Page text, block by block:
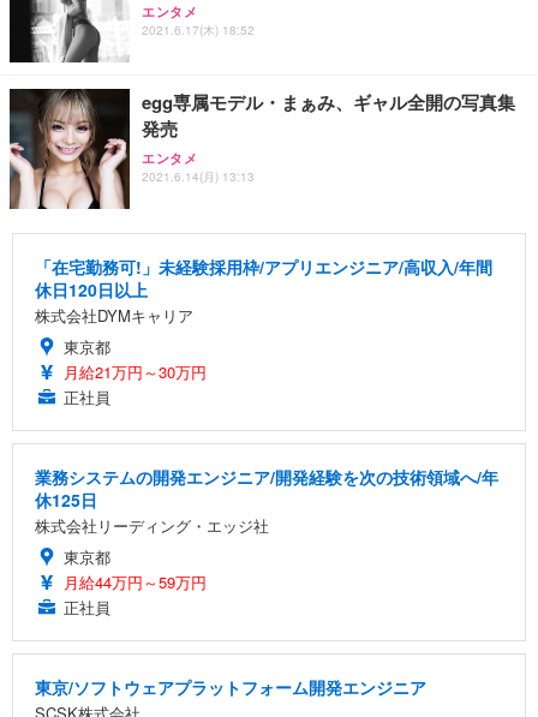
エンタメ
2021.6.17(木) 18:52
egg専属モデル・まぁみ、ギャル全開の写真集
発売
エンタメ
2021.6.14(月) 13:13
「在宅勤務可!」未経験採用枠/アプリエンジニア/高収入/年間
休日120日以上
株式会社DYMキャリア
東京都
月給21万円～30万円
正社員
業務システムの開発エンジニア/開発経験を次の技術領域へ/年
休125日
株式会社リーディング・エッジ社
東京都
月給44万円～59万円
正社員
東京/ソフトウェアプラットフォーム開発エンジニア